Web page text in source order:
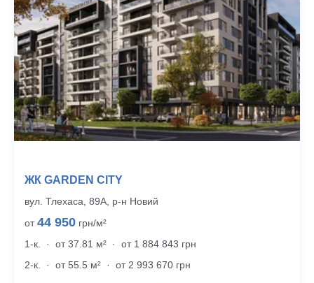
ЖК GARDEN CITY
вул. Тлехаса, 89А, р‑н Новий
от44 950 грн/м²
1-к.
· от 37.81 м² ·
от 1 884 843 грн
2-к.
· от 55.5 м² · от 2 993 670 грн